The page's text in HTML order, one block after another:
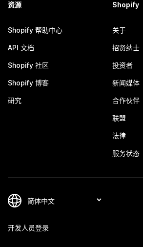
资源
Shopify 帮助中心
API 文档
Shopify 社区
Shopify 博客
研究
Shopify
关于
招贤纳士
投资者
新闻媒体
合作伙伴
联盟
法律
服务状态
开发人员登录